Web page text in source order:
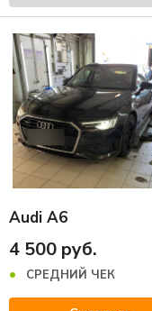
Audi A6
4 500 руб.
СРЕДНИЙ ЧЕК